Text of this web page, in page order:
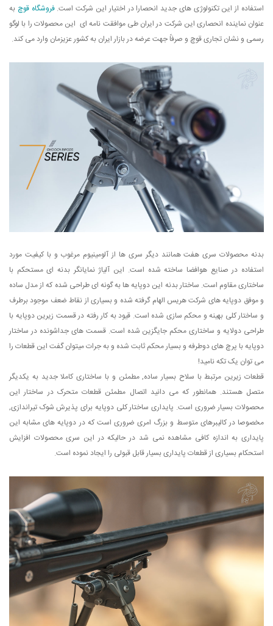
استفاده از این تکنولوژی های جدید انحصارا در اختیار این شرکت است.فروشگاه قوچ به
عنوان نماینده انحصاری این شرکت در ایران طی موافقت نامه ای این محصولات را با لوگو
رسمی و نشان تجاری قوچ و صرفاً جهت عرضه در بازار ایران به کشور عزیزمان وارد می کند.
بدنه محصولات سری هفت همانند دیگر سری ها از آلومینیوم مرغوب و با کیفیت مورد
استفاده در صنایع هوافضا ساخته شده است. این آلیاژ نمایانگر بدنه ای مستحکم با
ساختاری مقاوم است. ساختار بدنه این دوپایه ها به گونه ای طراحی شده که از مدل ساده
و موفق دوپایه های شرکت هریس الهام گرفته شده و بسیاری از نقاط ضعف موجود برطرف
و ساختار کلی بهینه و محکم سازی شده است. قیود به کار رفته در قسمت زیرین دوپایه با
طراحی دولایه و ساختاری محکم جایگزین شده است. قسمت های جداشونده در ساختار
دوپایه با پرچ های دوطرفه و بسیار محکم ثابت شده و به جرات میتوان گفت این قطعات را
می توان یک تکه نامید!
قطعات زیرین مرتبط با سلاح بسیار ساده, مطمئن و با ساختاری کاملا جدید به یکدیگر
متصل هستند. همانطور که می دانید اتصال مطمئن قطعات متحرک در ساختار این
محصولات بسیار ضروری است. پایداری ساختار کلی دوپایه برای پذیرش شوک تیراندازی,
مخصوصا در کالیبرهای متوسط و بزرگ امری ضروری است که در دوپایه های مشابه این
پایداری به اندازه کافی مشاهده نمی شد در حالیکه در این سری محصولات افزایش
استحکام بسیاری از قطعات پایداری بسیار قابل قبولی را ایجاد نموده است.